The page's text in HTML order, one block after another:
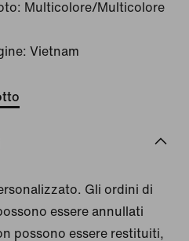
Multicolore/Multicolore
Vietnam
Gli ordini di
essere annullati
possono essere restituiti,